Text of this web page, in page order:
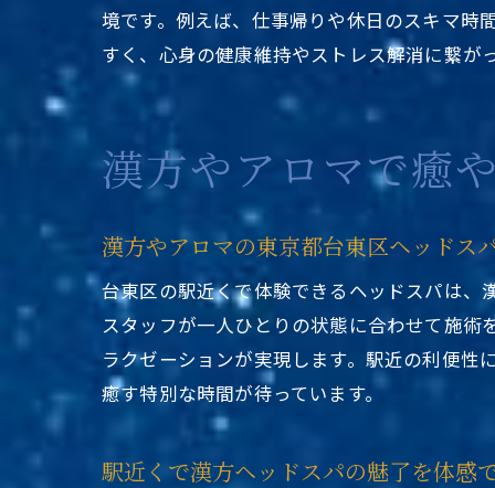
境です。例えば、仕事帰りや休日のスキマ時
すく、心身の健康維持やストレス解消に繋が
漢方やアロマで癒
漢方やアロマの東京都台東区ヘッドス
台東区の駅近くで体験できるヘッドスパは、
スタッフが一人ひとりの状態に合わせて施
ラクゼーションが実現します。駅近の利便性
癒す特別な時間が待っています。
駅近くで漢方ヘッドスパの魅了を体感